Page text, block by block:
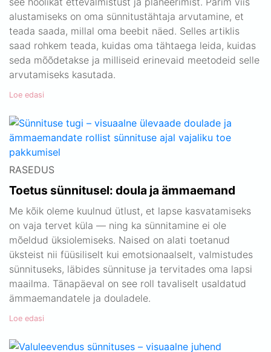
alustamiseks on oma sünnitustähtaja arvutamine, et
teada saada, millal oma beebit näed. Selles artiklis
saad rohkem teada, kuidas oma tähtaega leida, kuidas
seda mõõdetakse ja milliseid erinevaid meetodeid selle
arvutamiseks kasutada.
Loe edasi
RASEDUS
Toetus sünnitusel: doula ja ämmaemand
Me kõik oleme kuulnud ütlust, et lapse kasvatamiseks
on vaja tervet küla — ning ka sünnitamine ei ole
mõeldud üksiolemiseks. Naised on alati toetanud
üksteist nii füüsiliselt kui emotsionaalselt, valmistudes
sünnituseks, läbides sünnituse ja tervitades oma lapsi
maailma. Tänapäeval on see roll tavaliselt usaldatud
ämmaemandatele ja douladele.
Loe edasi